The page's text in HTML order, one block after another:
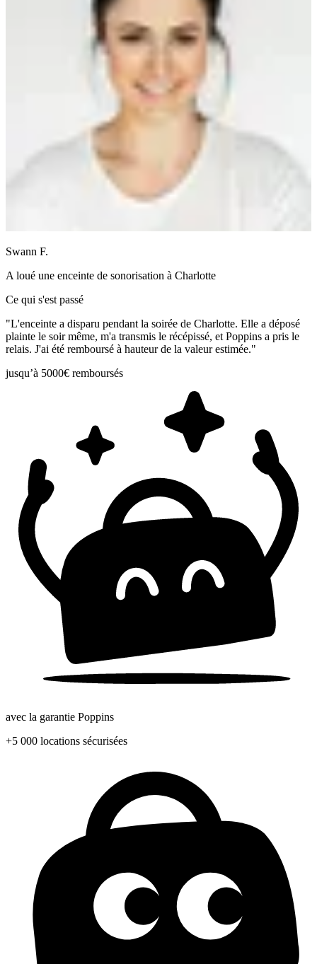
Swann F.
A loué une enceinte de sonorisation à Charlotte
Ce qui s'est passé
"L'enceinte a disparu pendant la soirée de Charlotte. Elle a déposé
plainte le soir même, m'a transmis le récépissé, et Poppins a pris le
relais. J'ai été remboursé à hauteur de la valeur estimée."
jusqu’à 5000€ remboursés
avec la garantie Poppins
+5 000 locations sécurisées